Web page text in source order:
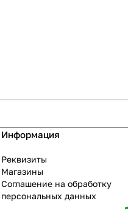
Информация
Реквизиты
Магазины
Соглашение на обработку
персональных данных